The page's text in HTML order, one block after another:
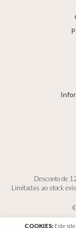
Desconto de
Limitadas ao stock
COOKIES:Este